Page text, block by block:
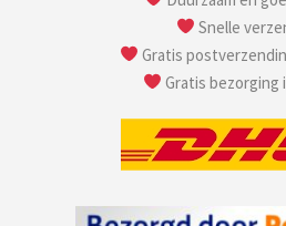
Snelle
Gratis
Gratis bezorging